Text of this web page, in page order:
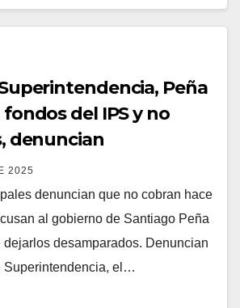
Peña
del IPS y no
denuncian
2025
denuncian que no cobran hace
al gobierno de Santiago Peña
desamparados. Denuncian
Superintendencia, el…